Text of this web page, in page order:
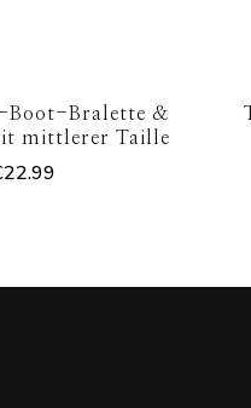
Boot-Bralette &
mittlerer Taille
22.99